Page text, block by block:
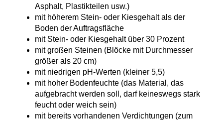
Asphalt, Plastikteilen usw.)
mit höherem Stein- oder Kiesgehalt als der
Boden der Auftragsfläche
mit Stein- oder Kiesgehalt über 30 Prozent
mit großen Steinen (Blöcke mit Durchmesser
größer als 20 cm)
mit niedrigen pH-Werten (kleiner 5,5)
mit hoher Bodenfeuchte (das Material, das
aufgebracht werden soll, darf keineswegs stark
feucht oder weich sein)
mit bereits vorhandenen Verdichtungen (zum